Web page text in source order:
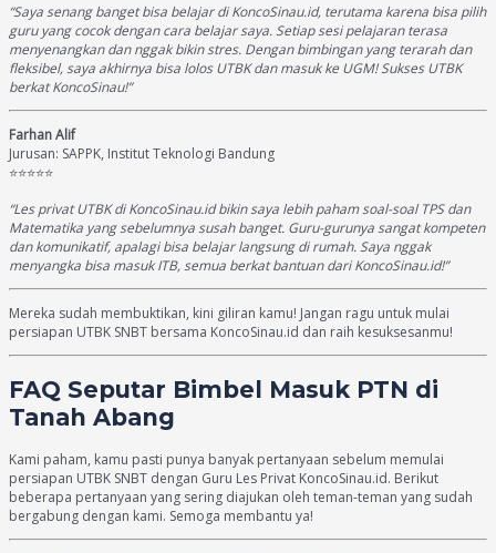
“Saya senang banget bisa belajar di KoncoSinau.id, terutama karena bisa pilih
guru yang cocok dengan cara belajar saya. Setiap sesi pelajaran terasa
menyenangkan dan nggak bikin stres. Dengan bimbingan yang terarah dan
fleksibel, saya akhirnya bisa lolos UTBK dan masuk ke UGM! Sukses UTBK
berkat KoncoSinau!”
Farhan Alif
Jurusan: SAPPK, Institut Teknologi Bandung
⭐⭐⭐⭐⭐
“Les privat UTBK di KoncoSinau.id bikin saya lebih paham soal-soal TPS dan
Matematika yang sebelumnya susah banget. Guru-gurunya sangat kompeten
dan komunikatif, apalagi bisa belajar langsung di rumah. Saya nggak
menyangka bisa masuk ITB, semua berkat bantuan dari KoncoSinau.id!”
Mereka sudah membuktikan, kini giliran kamu! Jangan ragu untuk mulai
persiapan UTBK SNBT bersama KoncoSinau.id dan raih kesuksesanmu!
FAQ Seputar Bimbel Masuk PTN di
Tanah Abang
Kami paham, kamu pasti punya banyak pertanyaan sebelum memulai
persiapan UTBK SNBT dengan Guru Les Privat KoncoSinau.id. Berikut
beberapa pertanyaan yang sering diajukan oleh teman-teman yang sudah
bergabung dengan kami. Semoga membantu ya!